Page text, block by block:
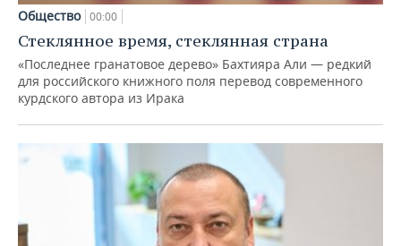
Общество 00:00
Стеклянное время, стеклянная страна
«Последнее гранатовое дерево» Бахтияра Али — редкий
для российского книжного поля перевод современного
курдского автора из Ирака